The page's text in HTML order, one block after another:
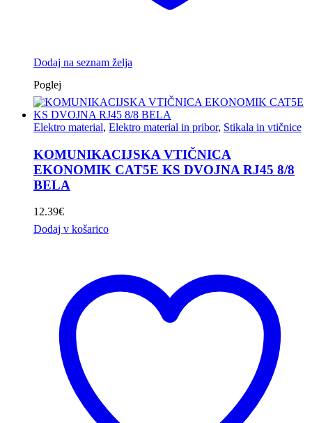
Dodaj na seznam želja
Poglej
Elektro material, Elektro material in pribor, Stikala in vtičnice
KOMUNIKACIJSKA VTIČNICA
EKONOMIK CAT5E KS DVOJNA RJ45 8/8
BELA
12.39€
Dodaj v košarico